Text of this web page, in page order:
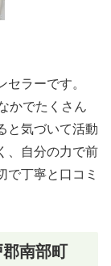
ラーです。
かでたくさん
と気づいて活動
、自分の力で前
で丁寧と口コミ
南部町